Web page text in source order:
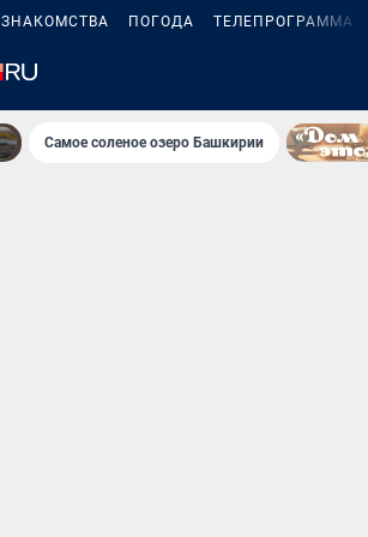
ЗНАКОМСТВА ПОГОДА ТЕЛЕПРОГРАММА
Самое соленое озеро Башкирии